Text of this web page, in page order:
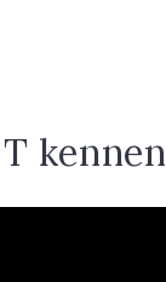
kennen